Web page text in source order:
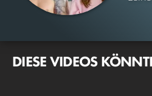
DIESE VIDEOS